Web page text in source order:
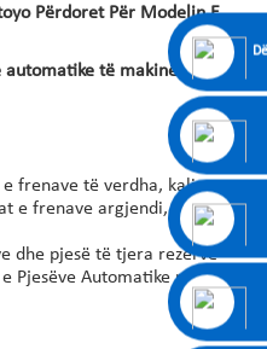
Përdoret Për Modelin E
të makinës
frenave të verdha, kaliprat e
e frenave argjendi, kalipat e
dhe pjesë të tjera rezervë
Pjesëve Automatike me një